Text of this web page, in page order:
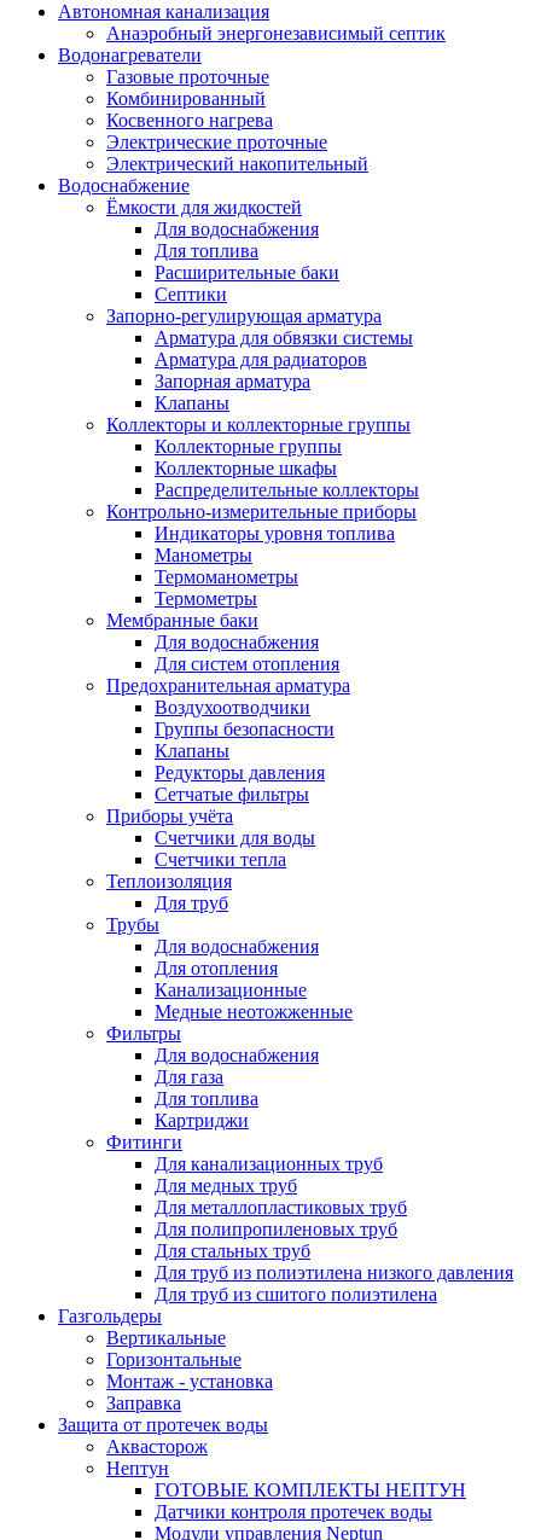
Автономная канализация
Анаэробный энергонезависимый септик
Водонагреватели
Газовые проточные
Комбинированный
Косвенного нагрева
Электрические проточные
Электрический накопительный
Водоснабжение
Ёмкости для жидкостей
Для водоснабжения
Для топлива
Расширительные баки
Септики
Запорно-регулирующая арматура
Арматура для обвязки системы
Арматура для радиаторов
Запорная арматура
Клапаны
Коллекторы и коллекторные группы
Коллекторные группы
Коллекторные шкафы
Распределительные коллекторы
Контрольно-измерительные приборы
Индикаторы уровня топлива
Манометры
Термоманометры
Термометры
Мембранные баки
Для водоснабжения
Для систем отопления
Предохранительная арматура
Воздухоотводчики
Группы безопасности
Клапаны
Редукторы давления
Сетчатые фильтры
Приборы учёта
Счетчики для воды
Счетчики тепла
Теплоизоляция
Для труб
Трубы
Для водоснабжения
Для отопления
Канализационные
Медные неотожженные
Фильтры
Для водоснабжения
Для газа
Для топлива
Картриджи
Фитинги
Для канализационных труб
Для медных труб
Для металлопластиковых труб
Для полипропиленовых труб
Для стальных труб
Для труб из полиэтилена низкого давления
Для труб из сшитого полиэтилена
Газгольдеры
Вертикальные
Горизонтальные
Монтаж - установка
Заправка
Защита от протечек воды
Аквасторож
Нептун
ГОТОВЫЕ КОМПЛЕКТЫ НЕПТУН
Датчики контроля протечек воды
Модули управления Neptun